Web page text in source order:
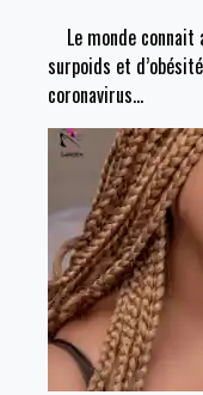
Le monde connait
surpoids et
coronavirus…